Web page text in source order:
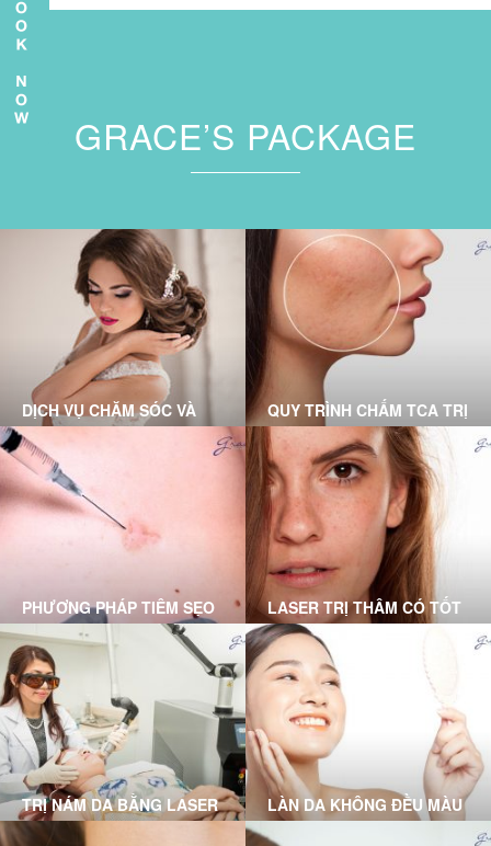
GRACE’S PACKAGE
DỊCH VỤ CHĂM SÓC VÀ
ĐIỀU TRỊ TẠI PHÒNG
KHÁM DA LIỄU GRACE
SKINCARE CLINIC
QUY TRÌNH CHẤM TCA TRỊ
SẸO RỖ CHUẨN Y KHOA
TẠI GRACE SKINCARE
CLINIC
PHƯƠNG PHÁP TIÊM SẸO
LỒI DO BÁC SĨ DA LIỄU
THỰC HIỆN
LASER TRỊ THÂM CÓ TỐT
KHÔNG? DƯỚI ĐÂY LÀ
LỜI GIẢI ĐÁP DÀNH CHO
BẠN
TRỊ NÁM DA BẰNG LASER
TẠI PHÒNG KHÁM GRACE
LÀN DA KHÔNG ĐỀU MÀU
VÀ GIẢI PHÁP TỪ BÁC SĨ